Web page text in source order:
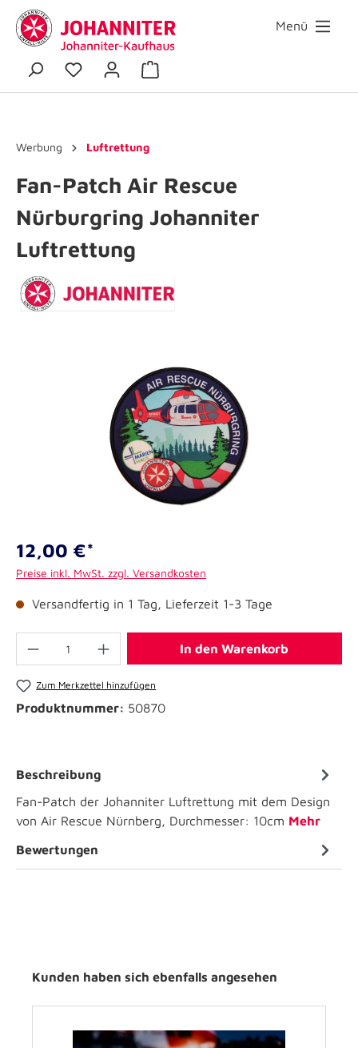
Menü
Werbung Luftrettung
Fan-Patch Air Rescue
Nürburgring Johanniter
Luftrettung
12,00 €*
Preise inkl. MwSt. zzgl. Versandkosten
Versandfertig in 1 Tag, Lieferzeit 1-3 Tage
In den Warenkorb
Zum Merkzettel hinzufügen
Produktnummer: 50870
Beschreibung
Fan-Patch der Johanniter Luftrettung mit dem Design
von Air Rescue Nürnberg, Durchmesser: 10cm Mehr
Bewertungen
Kunden haben sich ebenfalls angesehen